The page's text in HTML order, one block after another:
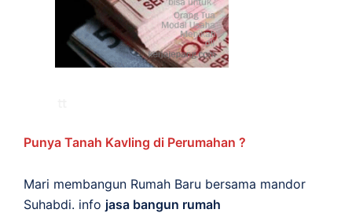
Punya Tanah Kavling di Perumahan ?
Mari membangun Rumah Baru bersama mandor
Suhabdi. info jasa bangun rumah